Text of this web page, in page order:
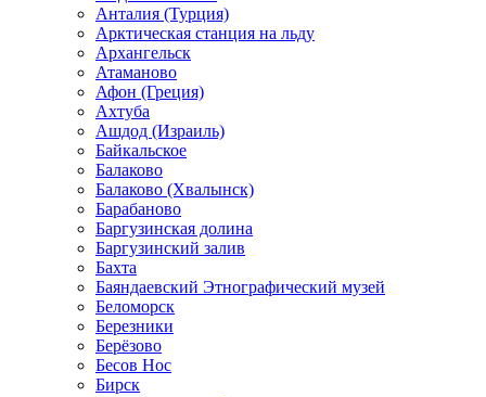
Анталия (Турция)
Арктическая станция на льду
Архангельск
Атаманово
Афон (Греция)
Ахтуба
Ашдод (Израиль)
Байкальское
Балаково
Балаково (Хвалынск)
Барабаново
Баргузинская долина
Баргузинский залив
Бахта
Баяндаевский Этнографический музей
Беломорск
Березники
Берёзово
Бесов Нос
Бирск